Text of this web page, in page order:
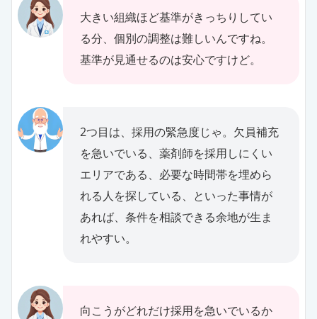
大きい組織ほど基準がきっちりしてい
る分、個別の調整は難しいんですね。
基準が見通せるのは安心ですけど。
2つ目は、採用の緊急度じゃ。欠員補充
を急いでいる、薬剤師を採用しにくい
エリアである、必要な時間帯を埋めら
れる人を探している、といった事情が
あれば、条件を相談できる余地が生ま
れやすい。
向こうがどれだけ採用を急いでいるか